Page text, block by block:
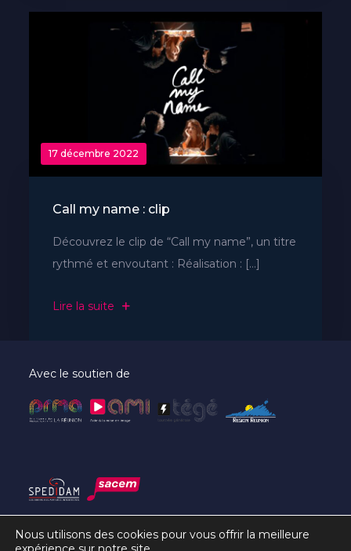
17 décembre 2022
Call my name : clip
Découvrez le clip de “Call my name”, un titre
rythmé et envoutant : Réalisation : […]
Lire la suite
Avec le soutien de
Nous utilisons des cookies pour vous offrir la meilleure